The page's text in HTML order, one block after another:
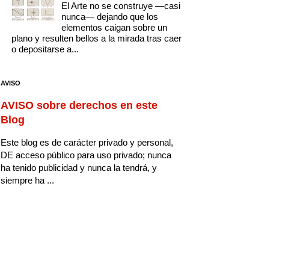
El Arte no se construye —casi
nunca— dejando que los
elementos caigan sobre un
plano y resulten bellos a la mirada tras caer
o depositarse a...
AVISO
AVISO sobre derechos en este
Blog
Este blog es de carácter privado y personal,
DE acceso público para uso privado; nunca
ha tenido publicidad y nunca la tendrá, y
siempre ha ...